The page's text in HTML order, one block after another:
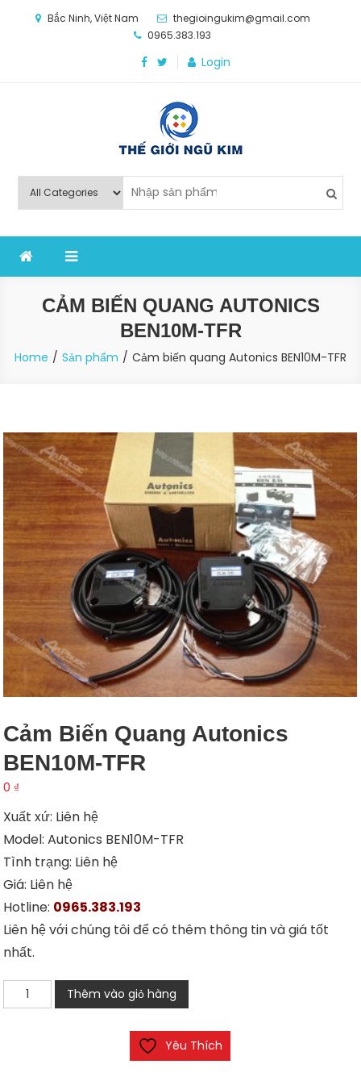
Bắc Ninh, Việt Nam
thegioingukim@gmail.com
0965.383.193
Login
Thế Giới Ngũ Kim
nghiệp sản xuất
CẢM BIẾN QUANG AUTONICS
BEN10M-TFR
Home Sản phẩm Cảm biến quang Autonics BEN10M-TFR
Cảm Biến Quang Autonics
BEN10M-TFR
0 ₫
Xuất xứ: Liên hệ
Model: Autonics BEN10M-TFR
Tình trạng: Liên hệ
Giá: Liên hệ
Hotline: 0965.383.193
Liên hệ với chúng tôi để có thêm thông tin và giá tốt
nhất.
Cảm
biến
Thêm vào giỏ hàng
Yêu Thích